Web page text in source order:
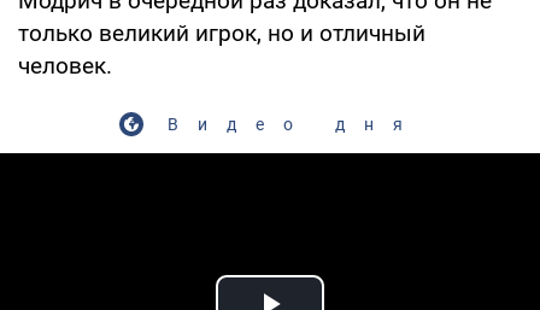
только великий игрок, но и отличный
человек.
Видео дня